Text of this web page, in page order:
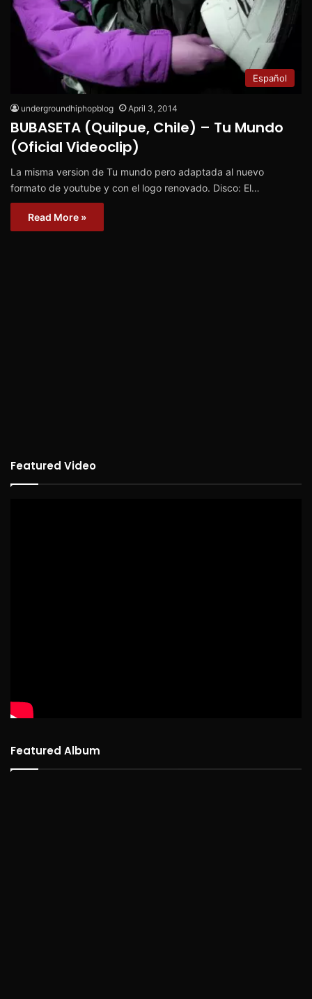
Español
undergroundhiphopblog April 3, 2014
BUBASETA (Quilpue, Chile) – Tu Mundo
(Oficial Videoclip)
La misma version de Tu mundo pero adaptada al nuevo
formato de youtube y con el logo renovado. Disco: El…
Read More »
Featured Video
Featured Album